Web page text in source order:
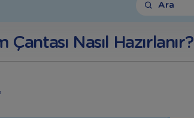
Ara
Nasıl Hazırlanır?